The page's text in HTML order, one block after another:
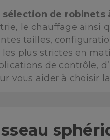
de robinets
le chauffage ainsi
tailles,
plus strictes en
de contrôle,
vous aider à choisir